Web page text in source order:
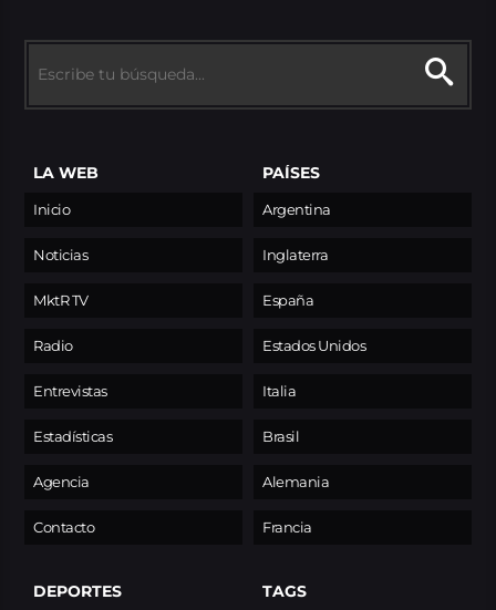
LA WEB
Inicio
Noticias
MktR TV
Radio
Entrevistas
Estadísticas
Agencia
Contacto
PAÍSES
Argentina
Inglaterra
España
Estados Unidos
Italia
Brasil
Alemania
Francia
DEPORTES TAGS